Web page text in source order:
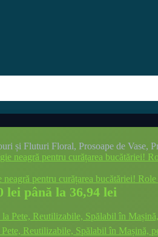
și Fluturi Floral, Prosoape de Vase,
pentru curățarea bucătăriei!
până la 36,94 lei
Reutilizabile, Spălabil în Mașină,